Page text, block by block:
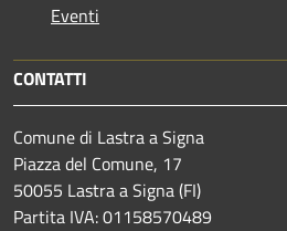
Eventi
CONTATTI
Comune di Lastra a Signa
Piazza del Comune, 17
50055 Lastra a Signa (FI)
Partita IVA: 01158570489